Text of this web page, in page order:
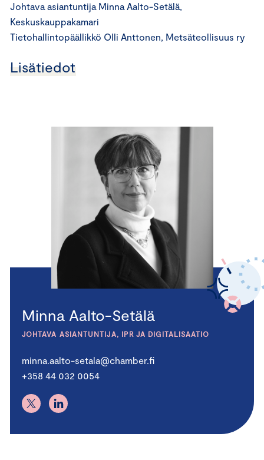
Johtava asiantuntija Minna Aalto-Setälä,
Keskuskauppakamari
Tietohallintopäällikkö Olli Anttonen, Metsäteollisuus ry
Lisätiedot
Minna Aalto-Setälä
JOHTAVA ASIANTUNTIJA, IPR JA DIGITALISAATIO
minna.aalto-setala@chamber.fi
+358 44 032 0054